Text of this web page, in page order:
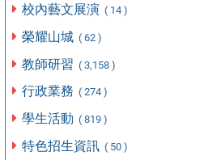
校內藝文展演 ( 14 )
榮耀山城 ( 62 )
教師研習 ( 3,158 )
行政業務 ( 274 )
學生活動 ( 819 )
特色招生資訊 ( 50 )